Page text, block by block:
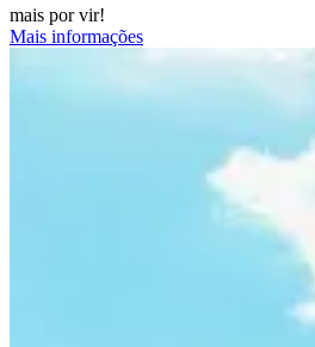
mais por vir!
Mais informações